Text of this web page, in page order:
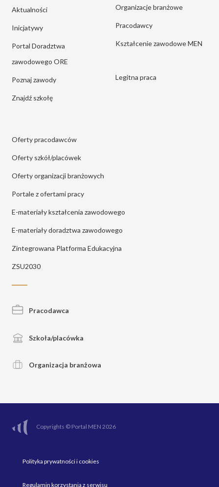
Aktualności
Inicjatywy
Portal Doradztwa
zawodowego ORE
Poznaj zawody
Znajdź szkołę
Organizacje branżowe
Pracodawcy
Kształcenie zawodowe MEN
Legitna praca
Oferty pracodawców
Oferty szkół/placówek
Oferty organizacji branżowych
Portale z ofertami pracy
E-materiały kształcenia zawodowego
E-materiały doradztwa zawodowego
Zintegrowana Platforma Edukacyjna
ZSU2030
Pracodawca
Szkoła/placówka
Organizacja branżowa
Copyrights © Portal MEN 2026
Polityka prywatności i cookies
Regulamin korzystania z serwisu